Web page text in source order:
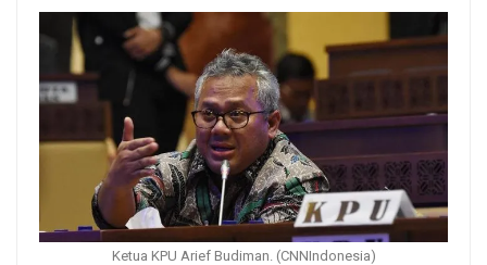
Ketua KPU Arief Budiman. (CNNIndonesia)